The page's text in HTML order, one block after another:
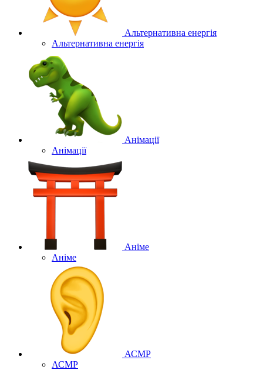
Альтернативна енергія
Альтернативна енергія
Анімації
Анімації
Аніме
Аніме
АСМР
АСМР